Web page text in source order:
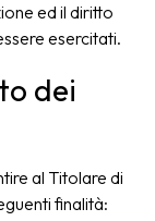
ed il diritto
esercitati.
dei
al Titolare di
finalità: